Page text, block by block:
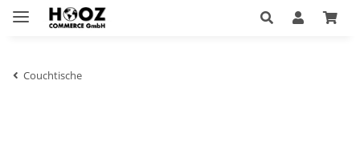
Couchtische